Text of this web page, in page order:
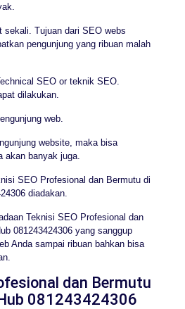
sekali. Tujuan dari SEO webs
pengunjung yang ribuan malah
SEO or teknik SEO.
dilakukan.
web.
website, maka bisa
akan banyak juga.
SEO Profesional dan Bermutu di
diadakan.
Teknisi SEO Profesional dan
081243424306 yang sanggup
Anda sampai ribuan bahkan bisa
dan Bermutu
081243424306